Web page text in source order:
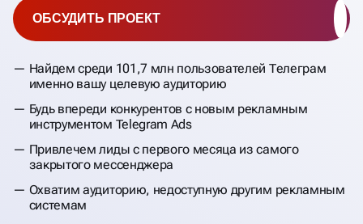
Найдем среди 101,7 млн пользователей Телеграм
именно вашу целевую аудиторию
Будь впереди конкурентов с новым рекламным
инструментом Telegram Ads
Привлечем лиды с первого месяца из самого
закрытого мессенджера
Охватим аудиторию, недоступную другим рекламным
системам
ОБСУДИТЬ ПРОЕКТ